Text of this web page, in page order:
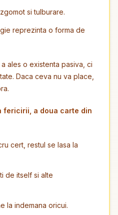
si tulburare.
reprezinta o forma de
ales o existenta pasiva, ci
Daca ceva nu va place,
fericirii, a doua carte din
cert, restul se lasa la
de itself si alte
la indemana oricui.